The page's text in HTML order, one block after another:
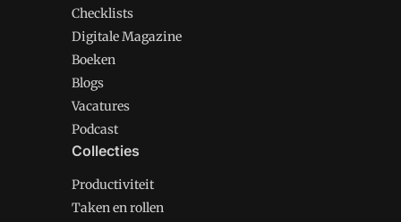
Checklists
Digitale Magazine
Boeken
Blogs
Vacatures
Podcast
Collecties
Productiviteit
Taken en rollen